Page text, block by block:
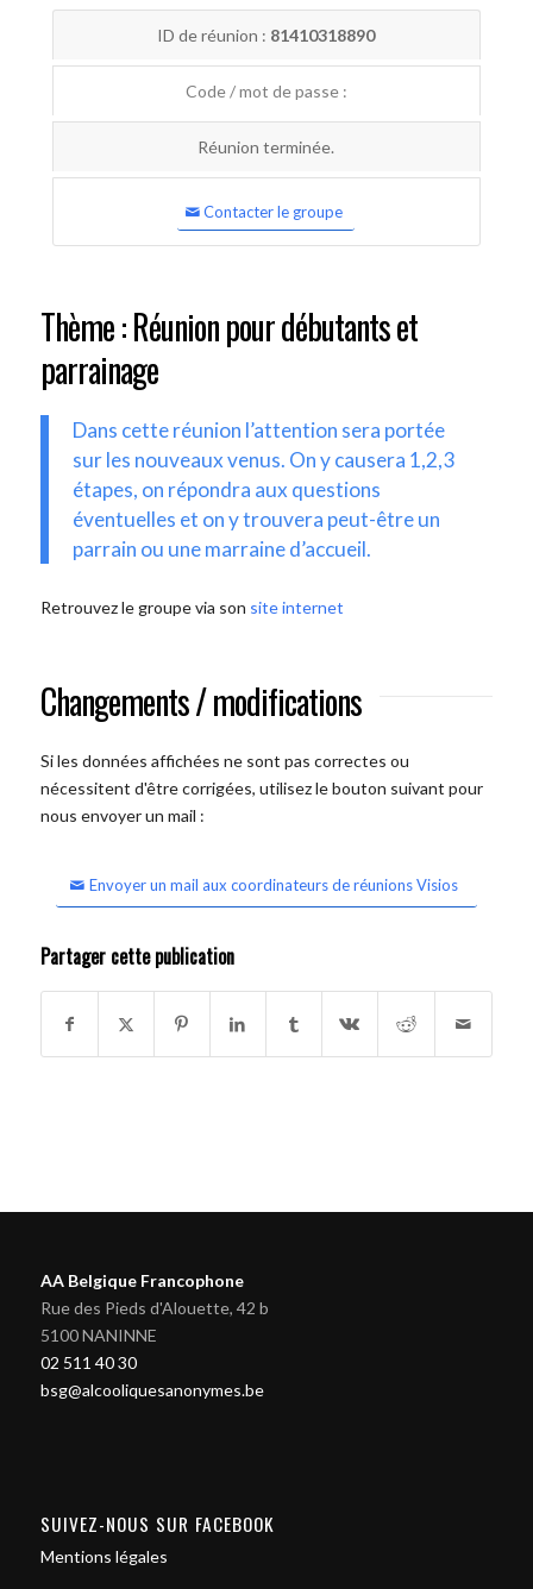
ID de réunion : 81410318890
Code / mot de passe :
Réunion terminée.
Contacter le groupe
Thème : Réunion pour débutants et
parrainage
Dans cette réunion l’attention sera portée
sur les nouveaux venus. On y causera 1,2,3
étapes, on répondra aux questions
éventuelles et on y trouvera peut-être un
parrain ou une marraine d’accueil.
Retrouvez le groupe via son site internet
Changements / modifications
Si les données affichées ne sont pas correctes ou
nécessitent d'être corrigées, utilisez le bouton suivant pour
nous envoyer un mail :
Envoyer un mail aux coordinateurs de réunions Visios
Partager cette publication
AA Belgique Francophone
Rue des Pieds d'Alouette, 42 b
5100 NANINNE
02 511 40 30
bsg@alcooliquesanonymes.be
SUIVEZ-NOUS SUR FACEBOOK
Mentions légales